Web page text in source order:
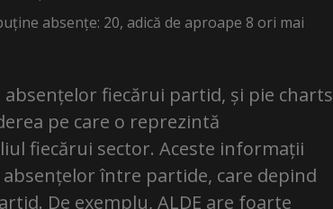
absențe: 20, adică de aproape 8 ori mai
fiecărui partid, și pie charts
pe care o reprezintă
fiecărui sector. Aceste informații
între partide, care depind
De exemplu, ALDE are foarte